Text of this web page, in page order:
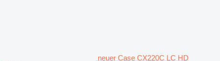
neuer Case CX220C LC HD